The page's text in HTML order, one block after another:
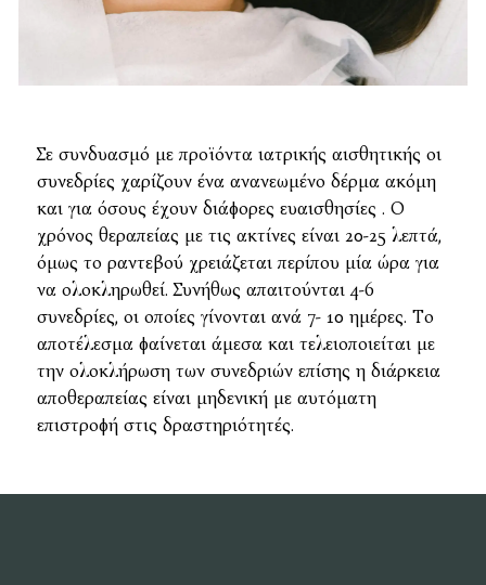
Σε συνδυασμό με προϊόντα ιατρικής αισθητικής οι
συνεδρίες χαρίζουν ένα ανανεωμένο δέρμα ακόμη
και για όσους έχουν διάφορες ευαισθησίες . Ο
χρόνος θεραπείας με τις ακτίνες είναι 20-25 λεπτά,
όμως το ραντεβού χρειάζεται περίπου μία ώρα για
να ολοκληρωθεί. Συνήθως απαιτούνται 4-6
συνεδρίες, οι οποίες γίνονται ανά 7- 10 ημέρες. Το
αποτέλεσμα φαίνεται άμεσα και τελειοποιείται με
την ολοκλήρωση των συνεδριών επίσης η διάρκεια
αποθεραπείας είναι μηδενική με αυτόματη
επιστροφή στις δραστηριότητές.